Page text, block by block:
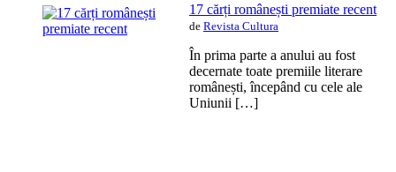
17 cărți românești premiate recent
de Revista Cultura
În prima parte a anului au fost
decernate toate premiile literare
românești, începând cu cele ale
Uniunii […]